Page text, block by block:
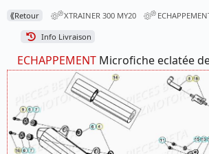
⟪Retour XTRAINER 300 MY20
Info Livraison
ECHAPPEMENTMicrofiche eclatée